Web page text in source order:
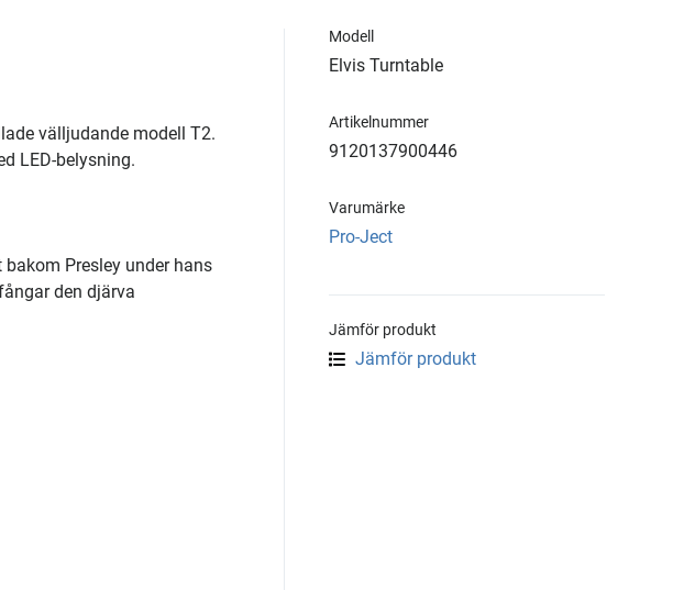
välljudande modell T2.
LED-belysning.
Presley under hans
den djärva
Modell
Elvis Turntable
Artikelnummer
9120137900446
Varumärke
Pro-Ject
Jämför produkt
Jämför produkt